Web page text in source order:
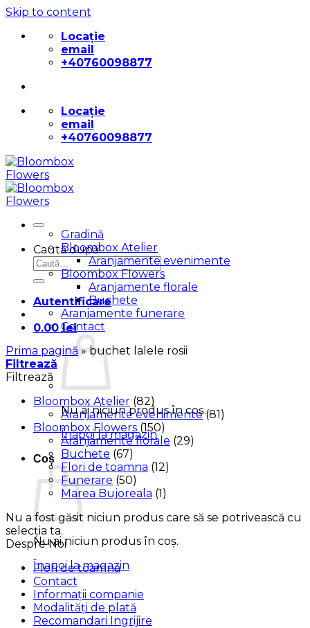
Skip to content
Locație
email
+40760098877
Locație
email
+40760098877
Caută după:
Autentificare
0.00lei
Nu ai niciun produs în coș.
Înapoi la magazin
Coș
Nu ai niciun produs în coș.
Înapoi la magazin
Gradină
Bloombox Atelier
Aranjamente evenimente
Bloombox Flowers
Aranjamente florale
Buchete
Aranjamente funerare
Contact
Prima pagină » buchet lalele rosii
Filtrează
Filtrează
Bloombox Atelier (82)
Aranjamente evenimente (81)
Bloombox Flowers (150)
Aranjamente florale (29)
Buchete (67)
Flori de toamna (12)
Funerare (50)
Marea Bujoreala (1)
Nu a fost găsit niciun produs care să se potrivească cu
selecția ta.
Despre Noi
Flori de toamna
Contact
Informații companie
Modalități de plată
Recomandari Ingrijire